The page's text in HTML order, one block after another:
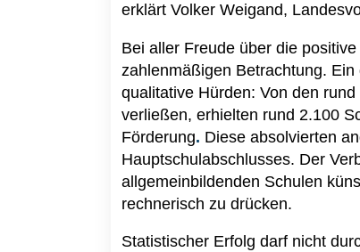
erklärt Volker Weigand,
Bei aller Freude über die
zahlenmäßigen Betrachtung.
qualitative Hürden: Von den
verließen, erhielten rund 2.100
Förderung. Diese absolvierten
Hauptschulabschlusses. Der
allgemeinbildenden Schulen
rechnerisch zu drücken.
Statistischer Erfolg darf nicht